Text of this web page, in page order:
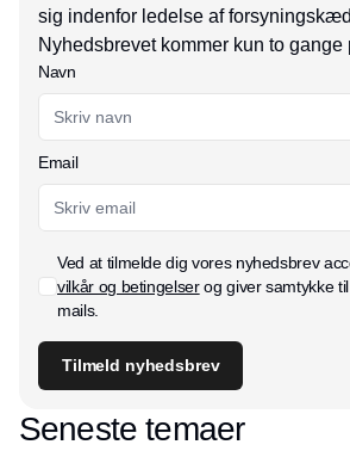
sig indenfor ledelse af
Nyhedsbrevet kommer kun to gange
Navn
Email
Ved at tilmelde dig vores nyhedsbrev
vilkår og betingelserog giver samtykke
mails.
Tilmeld nyhedsbrev
Seneste temaer